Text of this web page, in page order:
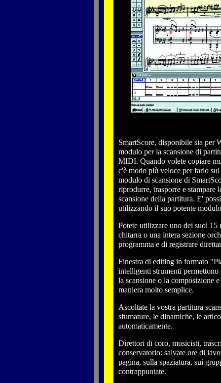
SmartScore, disponibile sia
modulo per la scansione di
MIDI. Quando volete copiare
c'è modo più veloce per farlo
modulo di scansione di
riprodurre, trasporre e
scansione della partitura. E'
utilizzando il suo potente
Potete utilizzare uno dei suoi
chitarra o una intera sezione
programma e di registrare
Finestra di editing in formato
intelligenti strumenti
la scansione o la composizione
maniera molto semplice.
Ascoltate la vostra partitura
sfumature, le dinamiche, le
automaticamente.
Direttori di coro, musicisti,
conservatorio: salvate ore di
pagina, sulla spaziatura, sui
contrappuntate.